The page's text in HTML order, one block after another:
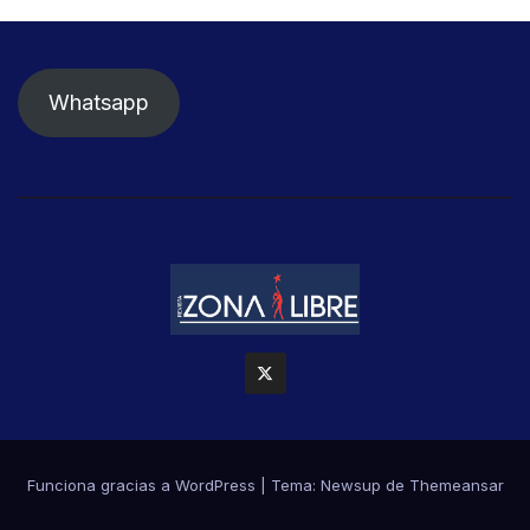
Whatsapp
Funciona gracias a WordPress Tema: Newsup de Themeansar